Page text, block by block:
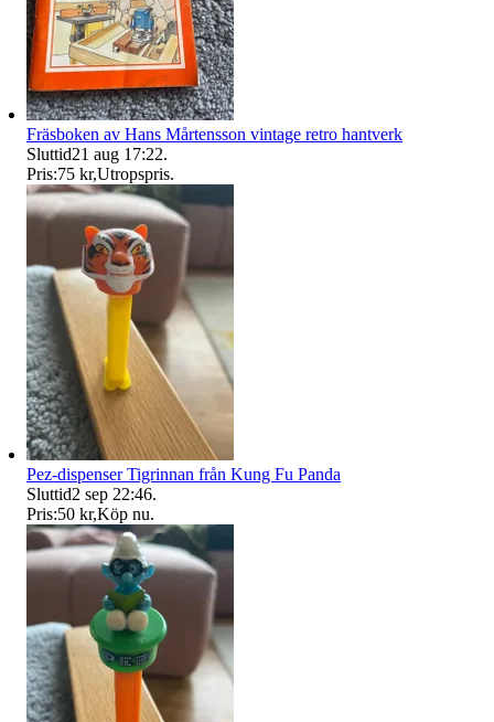
Fräsboken av Hans Mårtensson vintage retro hantverk
Sluttid21 aug 17:22.
Pris:75 kr,Utropspris.
Pez-dispenser Tigrinnan från Kung Fu Panda
Sluttid2 sep 22:46.
Pris:50 kr,Köp nu.